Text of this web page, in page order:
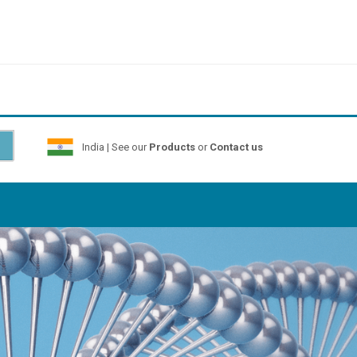
India | See our Productsor Contact us